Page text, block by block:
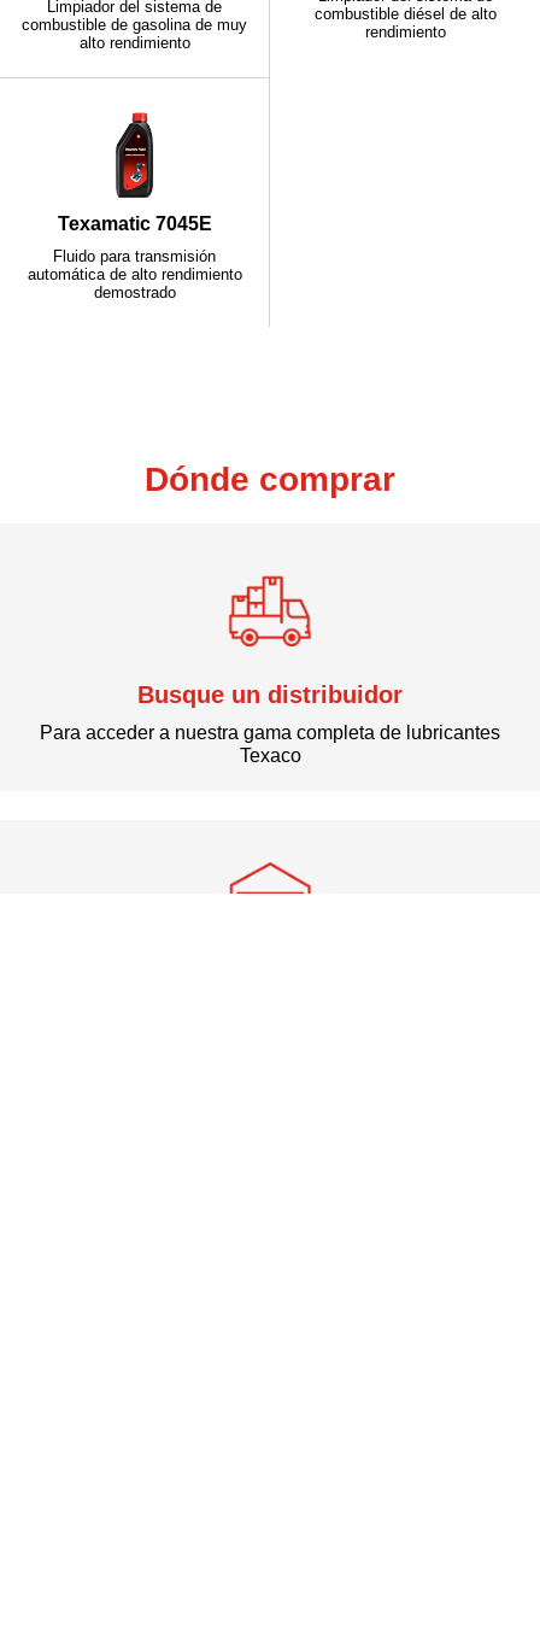
Limpiador del sistema de
combustible de gasolina de muy
alto rendimiento
combustible diésel de alto
rendimiento
Texamatic 7045E
Fluido para transmisión
automática de alto rendimiento
demostrado
Dónde comprar
Busque un distribuidor
Para acceder a nuestra gama completa de lubricantes
Texaco